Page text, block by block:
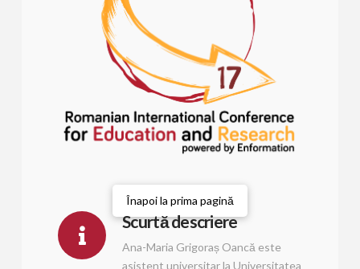
Înapoi la prima pagină
Scurtă descriere
Ana-Maria Grigoraș Oancă este
asistent universitar la Universitatea